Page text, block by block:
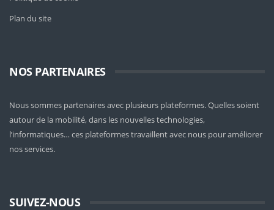
Plan du site
NOS PARTENAIRES
Nous sommes partenaires avec plusieurs plateformes. Quelles soient
autour de la mobilité, dans les nouvelles technologies,
l’informatiques… ces plateformes travaillent avec nous pour améliorer
nos services.
SUIVEZ-NOUS